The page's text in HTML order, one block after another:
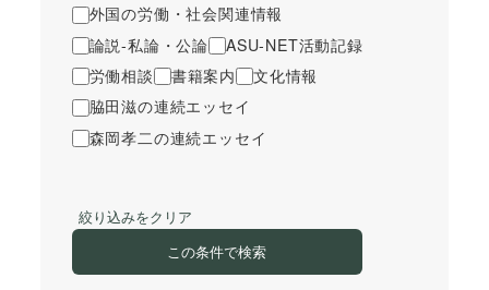
外国の労働・社会関連情報
論説-私論・公論
ASU-NET活動記録
労働相談
書籍案内
文化情報
脇田滋の連続エッセイ
森岡孝二の連続エッセイ
絞り込みをクリア
この条件で検索